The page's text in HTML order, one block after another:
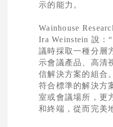
示的能力。
Wainhouse
Ira Weinstein 說：“
議時採取一種分層
示會議產品、高清
信解決方案的組合。
符合標準的解決方
室或會議場所，更
和終端，從而完美